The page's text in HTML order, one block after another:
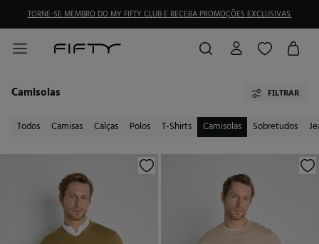
TORNE-SE MEMBRO DO MY FIFTY CLUB E RECEBA PROMOÇÕES EXCLUSIVAS.
Camisolas FILTRAR
Todos Camisas Calças Polos T-Shirts Camisolas Sobretudos